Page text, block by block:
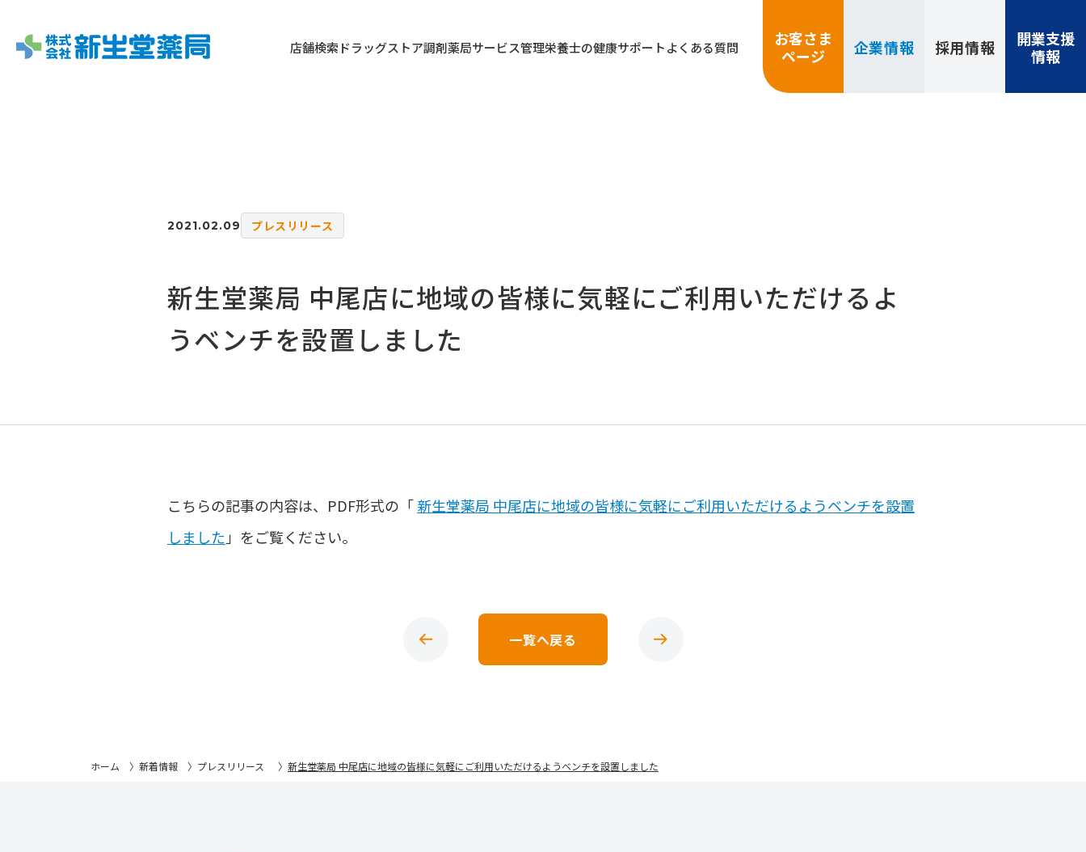
店舗検索 ドラッグストア調剤薬局サービス管理栄養士の健康サポートよくある質問
お客さま
ページ
企業情報 採用情報
開業支援
情報
2021.02.09 プレスリリース
新生堂薬局 中尾店に地域の皆様に気軽にご利用いただけるよ
うベンチを設置しました
こちらの記事の内容は、PDF形式の「新生堂薬局 中尾店に地域の皆様に気軽にご利用いただけるようベンチを設置
しました 」をご覧ください。
一覧へ戻る
ホーム 新着情報 プレスリリース 新生堂薬局 中尾店に地域の皆様に気軽にご利用いただけるようベンチを設置しました